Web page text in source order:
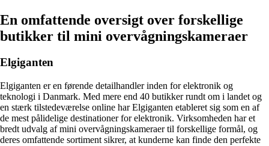
En omfattende oversigt over forskellige
butikker til mini overvågningskameraer
Elgiganten
Elgiganten er en førende detailhandler inden for elektronik og
teknologi i Danmark. Med mere end 40 butikker rundt om i landet og
en stærk tilstedeværelse online har Elgiganten etableret sig som en af
de mest pålidelige destinationer for elektronik. Virksomheden har et
bredt udvalg af mini overvågningskameraer til forskellige formål, og
deres omfattende sortiment sikrer, at kunderne kan finde den perfekte